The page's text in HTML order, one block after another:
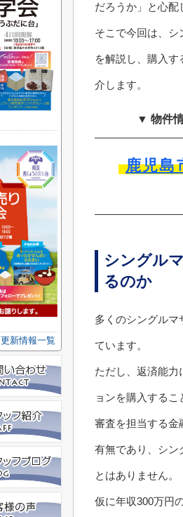
だろうか」と心配
そこで今回は、
を解説し、購入
介します。
▼ 物件
鹿児島
シングル
るのか
多くのシングルマ
ています。
ただし、返済能力
ョンを購入するこ
審査を担当する金
有無であり、シン
とはありません。
仮に年収300万円
更新情報一覧